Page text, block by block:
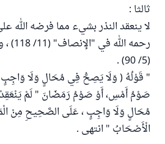
ثالثا :
لا ينعقد النذر بشيء مما فرضه الله
رحمه
(5/ 90) .
" قَوْلُهُ ( وَلَا يَصِحُّ فِي مُحَالٍ وَلَا وَاجِبٍ
صَوْمُ أَمْسِ، أَوْ صَوْمُ رَمَضَانَ " لَمْ يَنْعَقِدْ
مُحَالٍ وَلَا وَاجِبٍ ، عَلَى الصَّحِيحِ مِنْ
الْأَصْحَابُ " انتهى .